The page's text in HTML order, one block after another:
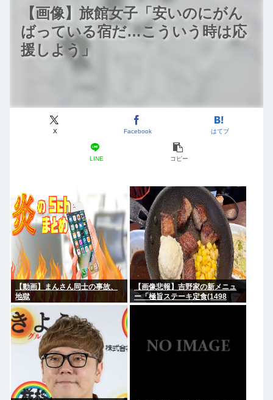
【画像】旅館女子「安いのにがん
ばっている宿だ…こういう時は応
援しよう」
X Facebook はてブ
LINE コピー
【動画】まんさん同士の事故、
地獄
【画像悲報】吉野家の新メニュ
ー「極旨ステーキ定食(1498
円)」、肉の量が少なすぎて大炎